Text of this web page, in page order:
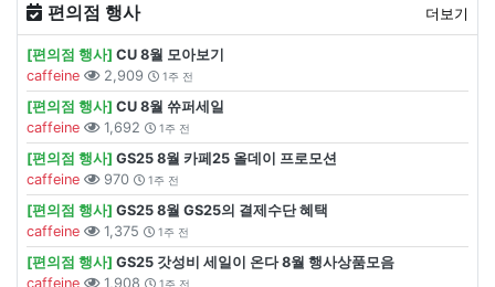
편의점 행사 더보기
[편의점 행사] CU 8월 모아보기
caffeine
2,909 1주 전
[편의점 행사] CU 8월 쓔퍼세일
caffeine
1,692 1주 전
[편의점 행사] GS25 8월 카페25 올데이 프로모션
caffeine
970 1주 전
[편의점 행사] GS25 8월 GS25의 결제수단 혜택
caffeine
1,375 1주 전
[편의점 행사] GS25 갓성비 세일이 온다 8월 행사상품모음
caffeine
1,908 1주 전